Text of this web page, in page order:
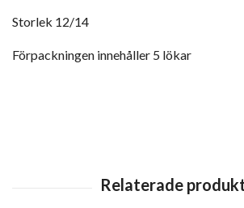
Storlek 12/14
Förpackningen innehåller 5 lökar